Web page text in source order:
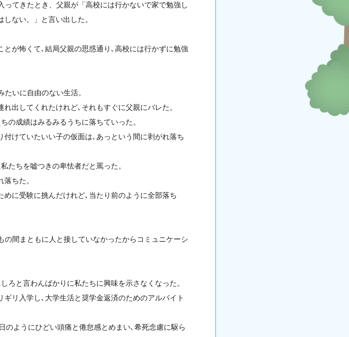
てきたとき、父親が「高校には行かないで家で勉強し
ない。」と言い出した。
が怖くて､結局父親の思惑通り､高校には行かずに勉強
いに自由のない生活。
出してくれたけれど､それもすぐに父親にバレた。
の成績はみるみるうちに落ちていった。
けていたいい子の仮面は､あっという間に剥がれ落ち
たちを嘘つきの卑怯者だと罵った。
ちた。
に受験に挑んだけれど､当たり前のように全部落ち
間まともに人と接していなかったからコミュニケーシ
ろと言わんばかりに私たちに興味を示さなくなった。
リ入学し､大学生活と奨学金返済のためのアルバイト
のようにひどい頭痛と倦怠感とめまい､希死念慮に駆ら